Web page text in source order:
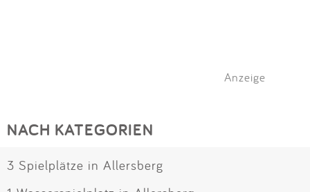
Anzeige
NACH KATEGORIEN
3 Spielplätze in Allersberg